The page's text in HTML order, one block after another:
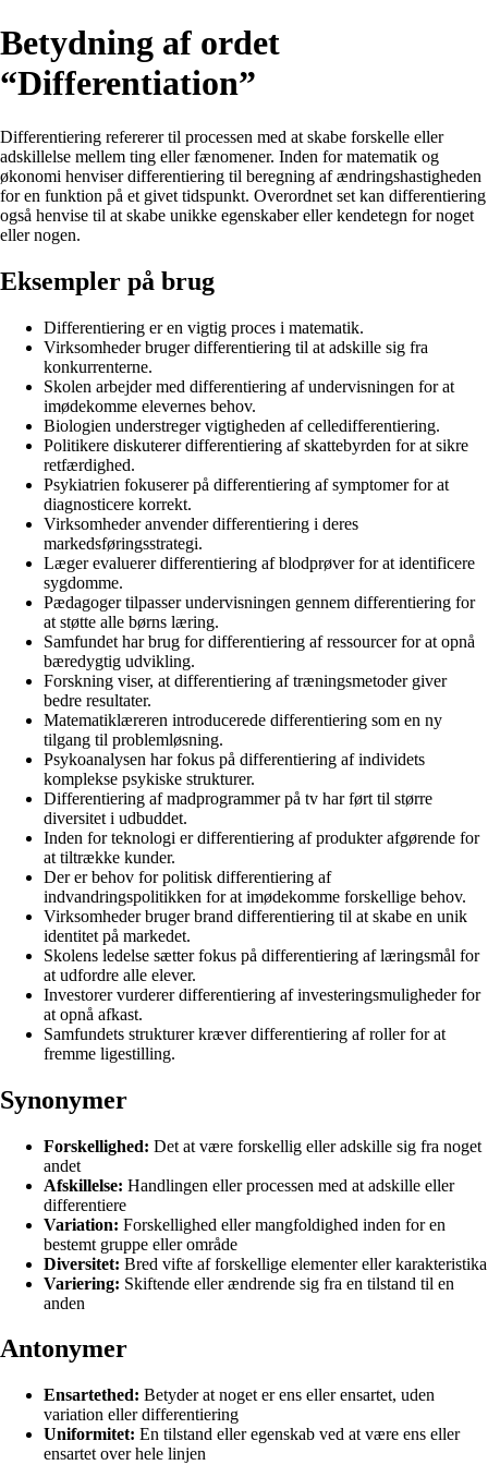
Betydning af ordet
“Differentiation”
Differentiering refererer til processen med at skabe forskelle eller
adskillelse mellem ting eller fænomener. Inden for matematik og
økonomi henviser differentiering til beregning af ændringshastigheden
for en funktion på et givet tidspunkt. Overordnet set kan differentiering
også henvise til at skabe unikke egenskaber eller kendetegn for noget
eller nogen.
Eksempler på brug
Differentiering er en vigtig proces i matematik.
Virksomheder bruger differentiering til at adskille sig fra
konkurrenterne.
Skolen arbejder med differentiering af undervisningen for at
imødekomme elevernes behov.
Biologien understreger vigtigheden af celledifferentiering.
Politikere diskuterer differentiering af skattebyrden for at sikre
retfærdighed.
Psykiatrien fokuserer på differentiering af symptomer for at
diagnosticere korrekt.
Virksomheder anvender differentiering i deres
markedsføringsstrategi.
Læger evaluerer differentiering af blodprøver for at identificere
sygdomme.
Pædagoger tilpasser undervisningen gennem differentiering for
at støtte alle børns læring.
Samfundet har brug for differentiering af ressourcer for at opnå
bæredygtig udvikling.
Forskning viser, at differentiering af træningsmetoder giver
bedre resultater.
Matematiklæreren introducerede differentiering som en ny
tilgang til problemløsning.
Psykoanalysen har fokus på differentiering af individets
komplekse psykiske strukturer.
Differentiering af madprogrammer på tv har ført til større
diversitet i udbuddet.
Inden for teknologi er differentiering af produkter afgørende for
at tiltrække kunder.
Der er behov for politisk differentiering af
indvandringspolitikken for at imødekomme forskellige behov.
Virksomheder bruger brand differentiering til at skabe en unik
identitet på markedet.
Skolens ledelse sætter fokus på differentiering af læringsmål for
at udfordre alle elever.
Investorer vurderer differentiering af investeringsmuligheder for
at opnå afkast.
Samfundets strukturer kræver differentiering af roller for at
fremme ligestilling.
Synonymer
Forskellighed: Det at være forskellig eller adskille sig fra noget
andet
Afskillelse: Handlingen eller processen med at adskille eller
differentiere
Variation: Forskellighed eller mangfoldighed inden for en
bestemt gruppe eller område
Diversitet: Bred vifte af forskellige elementer eller karakteristika
Variering: Skiftende eller ændrende sig fra en tilstand til en
anden
Antonymer
Ensartethed: Betyder at noget er ens eller ensartet, uden
variation eller differentiering
Uniformitet: En tilstand eller egenskab ved at være ens eller
ensartet over hele linjen